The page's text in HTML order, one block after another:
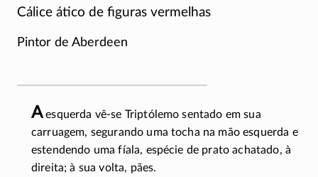
Cálice ático de figuras vermelhas
Pintor de Aberdeen
Aesquerda vê-se Triptólemo sentado em sua
carruagem, segurando uma tocha na mão esquerda e
estendendo uma fíala, espécie de prato achatado, à
direita; à sua volta, pães.